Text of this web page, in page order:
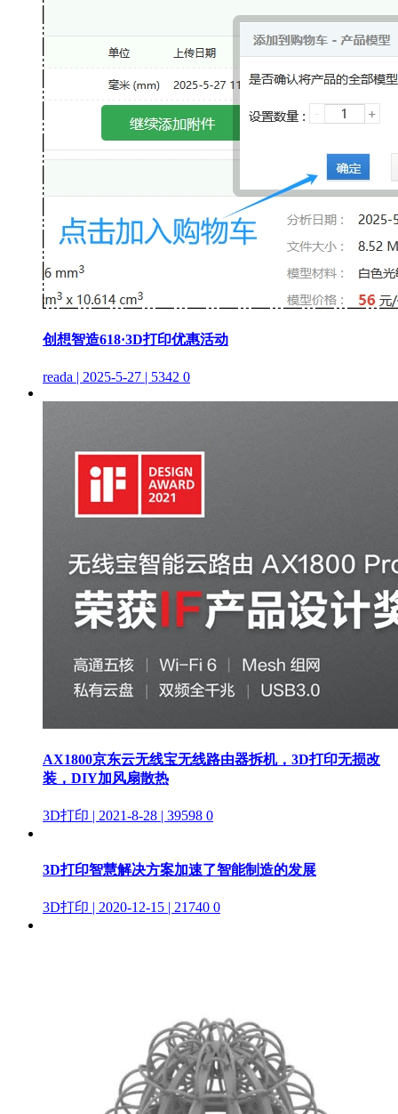
创想智造618·3D打印优惠活动
reada | 2025-5-27 | 5342 0
AX1800京东云无线宝无线路由器拆机，3D打印无损改
装，DIY加风扇散热
3D打印 | 2021-8-28 | 39598 0
3D打印智慧解决方案加速了智能制造的发展
3D打印 | 2020-12-15 | 21740 0